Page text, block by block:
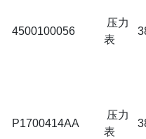
4500100056
压力
表
P1700414AA
压力
表